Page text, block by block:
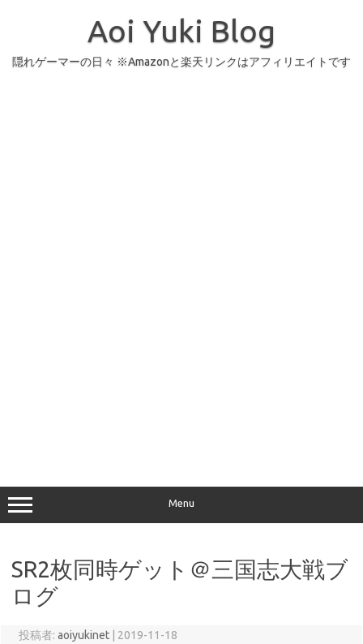
Aoi Yuki Blog
隠れゲーマーの日々 ※Amazonと楽天リンクはアフィリエイトです
Menu
SR2枚同時ゲット＠三国志大戦ブ
ログ
投稿者: aoiyukinet 2019-11-18